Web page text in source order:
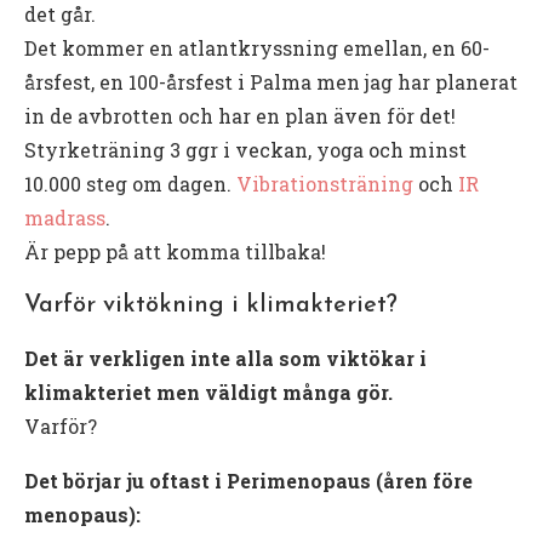
det går.
Det kommer en atlantkryssning emellan, en 60-
årsfest, en 100-årsfest i Palma men jag har planerat
in de avbrotten och har en plan även för det!
Styrketräning 3 ggr i veckan, yoga och minst
10.000 steg om dagen. Vibrationsträning och IR
madrass.
Är pepp på att komma tillbaka!
Varför viktökning i klimakteriet?
Det är verkligen inte alla som viktökar i
klimakteriet men väldigt många gör.
Varför?
Det börjar ju oftast i Perimenopaus (åren före
menopaus):